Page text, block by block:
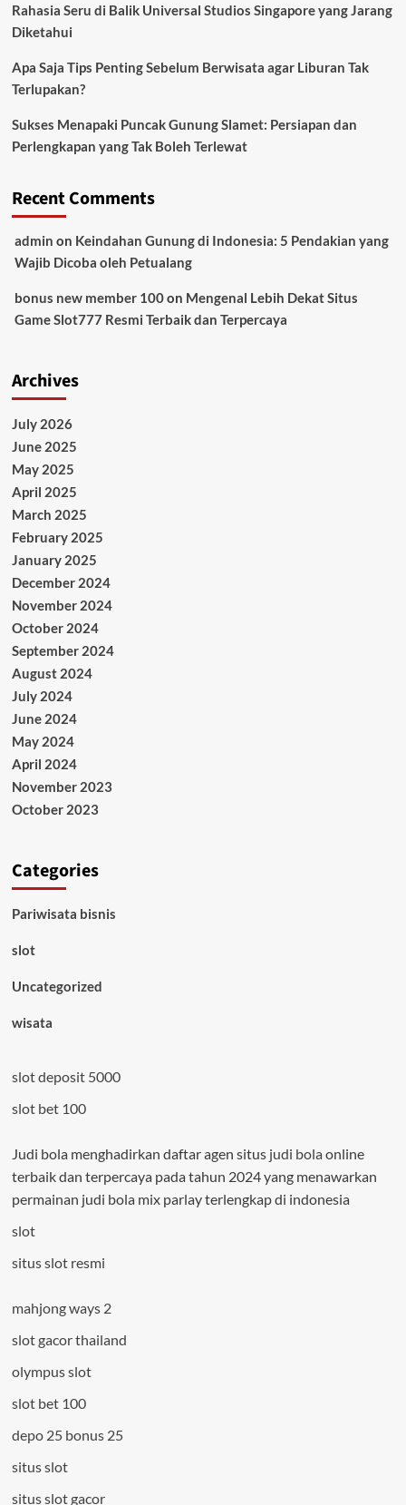
Rahasia Seru di Balik Universal Studios Singapore yang Jarang
Diketahui
Apa Saja Tips Penting Sebelum Berwisata agar Liburan Tak
Terlupakan?
Sukses Menapaki Puncak Gunung Slamet: Persiapan dan
Perlengkapan yang Tak Boleh Terlewat
Recent Comments
admin on Keindahan Gunung di Indonesia: 5 Pendakian yang
Wajib Dicoba oleh Petualang
bonus new member 100on Mengenal Lebih Dekat Situs
Game Slot777 Resmi Terbaik dan Terpercaya
Archives
July 2026
June 2025
May 2025
April 2025
March 2025
February 2025
January 2025
December 2024
November 2024
October 2024
September 2024
August 2024
July 2024
June 2024
May 2024
April 2024
November 2023
October 2023
Categories
Pariwisata bisnis
slot
Uncategorized
wisata
slot deposit 5000
slot bet 100
Judi bola menghadirkan daftar agen situs judi bola online
terbaik dan terpercaya pada tahun 2024 yang menawarkan
permainan judi bola mix parlay terlengkap di indonesia
slot
situs slot resmi
mahjong ways 2
slot gacor thailand
olympus slot
slot bet 100
depo 25 bonus 25
situs slot
situs slot gacor